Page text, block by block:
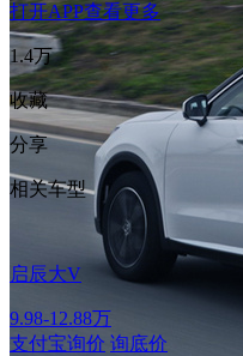
打开APP查看更多
1.4万
收藏
分享
相关车型
启辰大V
9.98-12.88万
支付宝询价 询底价